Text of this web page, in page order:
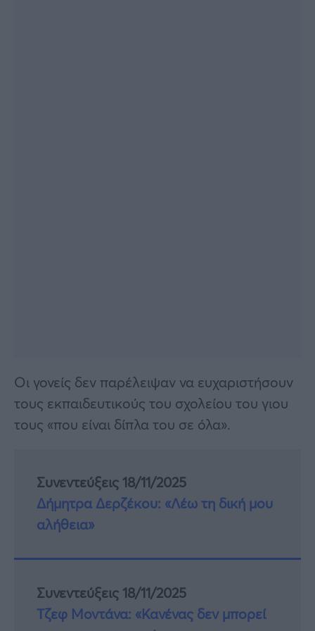
Οι γονείς δεν παρέλειψαν να ευχαριστήσουν
τους εκπαιδευτικούς του σχολείου του γιου
τους «που είναι δίπλα του σε όλα».
Συνεντεύξεις 18/11/2025
Δήμητρα Δερζέκου: «Λέω τη δική μου
αλήθεια»
Συνεντεύξεις 18/11/2025
Τζεφ Μοντάνα: «Κανένας δεν μπορεί